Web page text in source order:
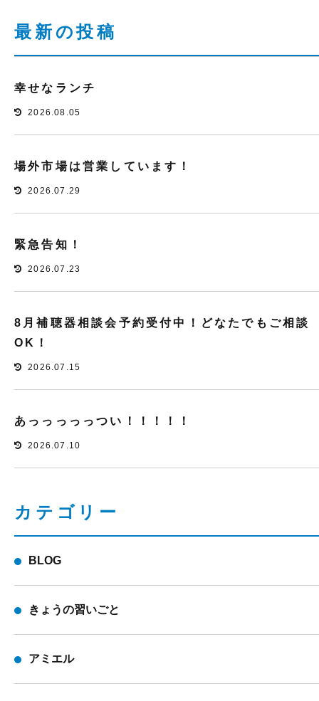
最新の投稿
幸せなランチ
2026.08.05
場外市場は営業しています！
2026.07.29
緊急告知！
2026.07.23
8月補聴器相談会予約受付中！どなたでもご相談
OK！
2026.07.15
あっっっっっつい！！！！！
2026.07.10
カテゴリー
BLOG
きょうの習いごと
アミエル